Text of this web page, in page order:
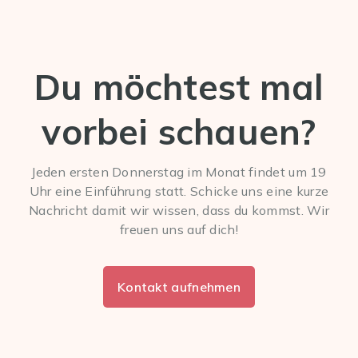
Du möchtest mal
vorbei schauen?
Jeden ersten Donnerstag im Monat findet um 19
Uhr eine Einführung statt. Schicke uns eine kurze
Nachricht damit wir wissen, dass du kommst. Wir
freuen uns auf dich!
Kontakt aufnehmen